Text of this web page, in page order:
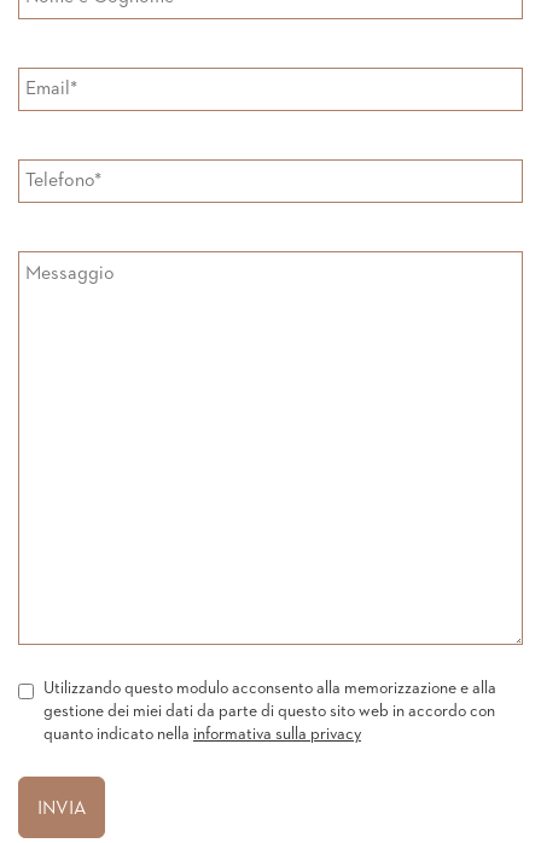
Utilizzando questo modulo acconsento alla memorizzazione e alla
gestione dei miei dati da parte di questo sito web in accordo con
quanto indicato nella informativa sulla privacy